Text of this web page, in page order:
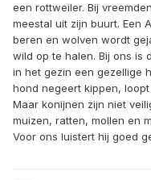
een rottweiler. Bij
meestal uit zijn buurt. Een
beren en wolven wordt
wild op te halen. Bij ons is
in het gezin een gezellige
hond negeert kippen,
Maar konijnen zijn niet
muizen, ratten, mollen en
Voor ons luistert hij goed